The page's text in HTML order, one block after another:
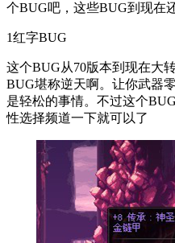
个BUG吧，这些BUG到现在
1红字BUG
这个BUG从70版本到现在大
BUG堪称逆天啊。让你武器
是轻松的事情。不过这个
性选择频道一下就可以了